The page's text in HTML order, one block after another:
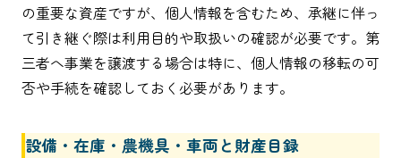
の重要な資産ですが、個人情報を含むため、承継に伴っ
て引き継ぐ際は利用目的や取扱いの確認が必要です。第
三者へ事業を譲渡する場合は特に、個人情報の移転の可
否や手続を確認しておく必要があります。
設備・在庫・農機具・車両と財産目録